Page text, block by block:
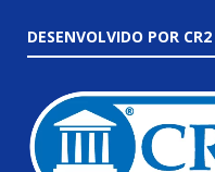
DESENVOLVIDO POR CR2